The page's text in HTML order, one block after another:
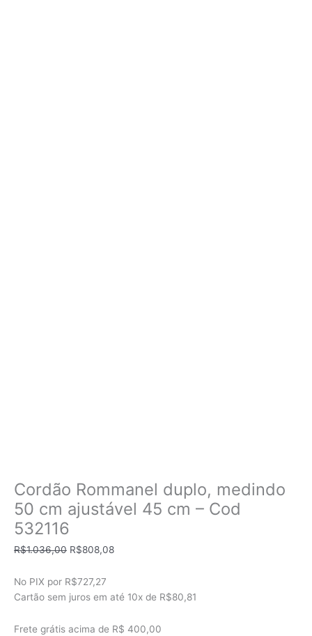
Cordão Rommanel duplo, medindo
50 cm ajustável 45 cm – Cod
532116
R$1.036,00 O
original
era:
R$808,08O
é:
No PIX por R$727,27
Cartão sem juros em até 10x de R$80,81
Frete grátis acima de R$ 400,00